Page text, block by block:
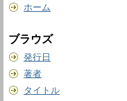
ホーム
ブラウズ
発行日
著者
タイトル